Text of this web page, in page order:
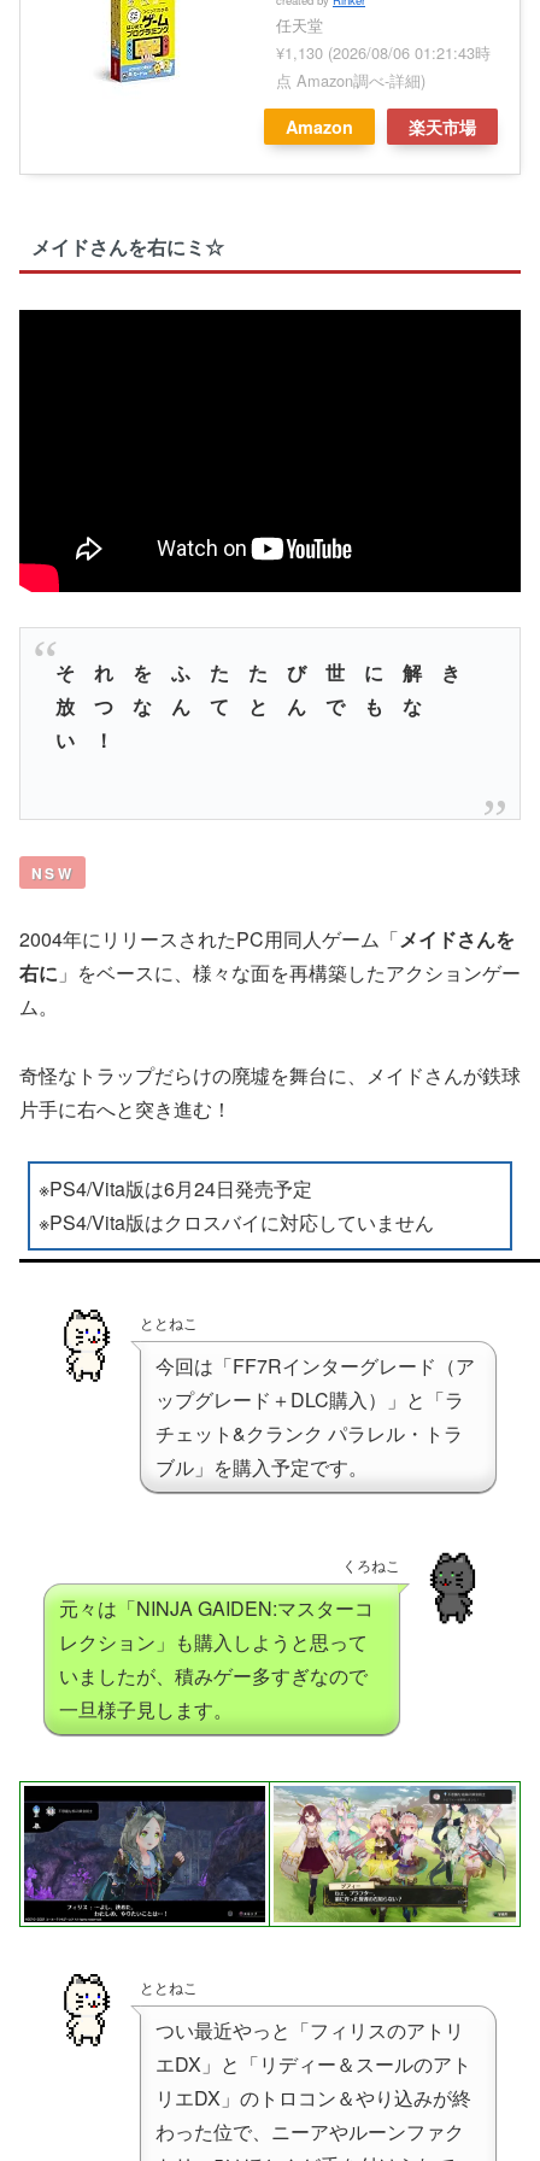
任天堂
¥1,130 (2026/08/06 01:21:43時
点 Amazon調べ-詳細)
Amazon 楽天市場
メイドさんを右にミ☆
そ れ を ふ た た び 世 に 解 き
放 つ な ん て と ん で も な
い ！
NSW
2004年にリリースされたPC用同人ゲーム「メイドさんを
右に 」をベースに、様々な面を再構築したアクションゲー
ム。
奇怪なトラップだらけの廃墟を舞台に、メイドさんが鉄球
片手に右へと突き進む！
※PS4/Vita版は6月24日発売予定
※PS4/Vita版はクロスバイに対応していません
ととねこ
今回は「FF7Rインターグレード（ア
ップグレード＋DLC購入）」と「ラ
チェット&クランク パラレル・トラ
ブル」を購入予定です。
くろねこ
元々は「NINJA GAIDEN:マスターコ
レクション」も購入しようと思って
いましたが、積みゲー多すぎなので
一旦様子見します。
ととねこ
つい最近やっと「フィリスのアトリ
エDX」と「リディー＆スールのアト
リエDX」のトロコン＆やり込みが終
わった位で、ニーアやルーンファク